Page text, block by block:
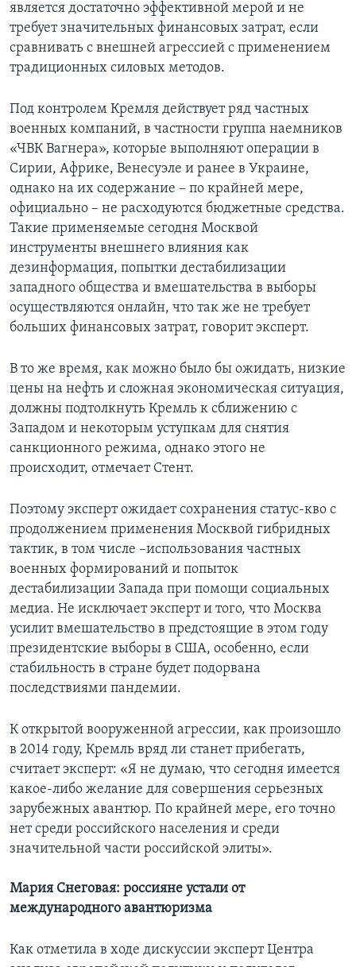
является достаточно эффективной мерой и не
требует значительных финансовых затрат, если
сравнивать с внешней агрессией с применением
традиционных силовых методов.
Под контролем Кремля действует ряд частных
военных компаний, в частности группа наемников
«ЧВК Вагнера», которые выполняют операции в
Сирии, Африке, Венесуэле и ранее в Украине,
однако на их содержание – по крайней мере,
официально – не расходуются бюджетные средства.
Такие применяемые сегодня Москвой
инструменты внешнего влияния как
дезинформация, попытки дестабилизации
западного общества и вмешательства в выборы
осуществляются онлайн, что так же не требует
больших финансовых затрат, говорит эксперт.
В то же время, как можно было бы ожидать, низкие
цены на нефть и сложная экономическая ситуация,
должны подтолкнуть Кремль к сближению с
Западом и некоторым уступкам для снятия
санкционного режима, однако этого не
происходит, отмечает Стент.
Поэтому эксперт ожидает сохранения статус-кво с
продолжением применения Москвой гибридных
тактик, в том числе –использования частных
военных формирований и попыток
дестабилизации Запада при помощи социальных
медиа. Не исключает эксперт и того, что Москва
усилит вмешательство в предстоящие в этом году
президентские выборы в США, особенно, если
стабильность в стране будет подорвана
последствиями пандемии.
К открытой вооруженной агрессии, как произошло
в 2014 году, Кремль вряд ли станет прибегать,
считает эксперт: «Я не думаю, что сегодня имеется
какое-либо желание для совершения серьезных
зарубежных авантюр. По крайней мере, его точно
нет среди российского населения и среди
значительной части российской элиты».
Мария Снеговая: россияне устали от
международного авантюризма
Как отметила в ходе дискуссии эксперт Центра